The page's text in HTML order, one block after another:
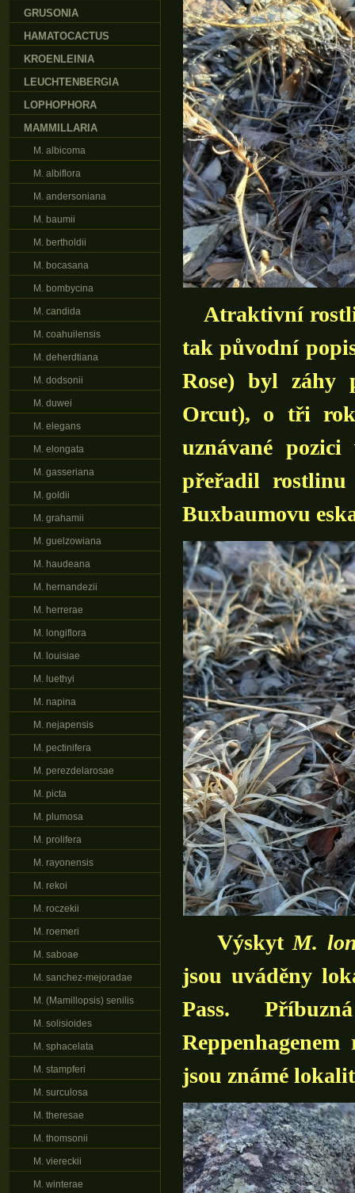
Atraktivní
tak původní
Rose) byl záhy
Orcut), o tři
uznávané
přeřadil
Buxbaumovu
VýskytM.
jsou uváděny
Pass.
jsou známé
GRUSONIA
HAMATOCACTUS
KROENLEINIA
LEUCHTENBERGIA
LOPHOPHORA
MAMMILLARIA
M. albicoma
M. albiflora
M. andersoniana
M. baumii
M. bertholdii
M. bocasana
M. bombycina
M. candida
M. coahuilensis
M. deherdtiana
M. dodsonii
M. duwei
M. elegans
M. elongata
M. gasseriana
M. goldii
M. grahamii
M. guelzowiana
M. haudeana
M. hernandezii
M. herrerae
M. longiflora
M. louisiae
M. luethyi
M. napina
M. nejapensis
M. pectinifera
M. perezdelarosae
M. picta
M. plumosa
M. prolifera
M. rayonensis
M. rekoi
M. roczekii
M. roemeri
M. saboae
M. sanchez-mejoradae
M. (Mamillopsis) senilis
M. solisioides
M. sphacelata
M. stampferi
M. surculosa
M. theresae
M. thomsonii
M. viereckii
M. winterae